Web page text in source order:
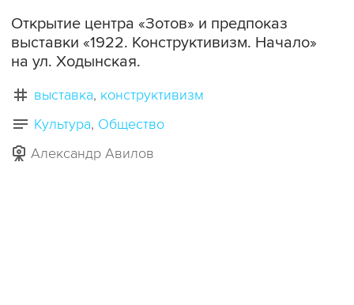
Открытие центра «Зотов» и предпоказ
выставки «1922. Конструктивизм. Начало»
на ул. Ходынская.
выставка конструктивизм
Культура Общество
Александр Авилов